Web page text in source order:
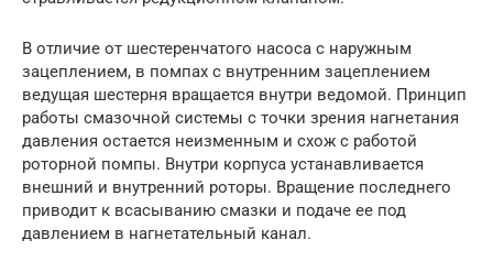
В отличие от шестеренчатого насоса с наружным
зацеплением, в помпах с внутренним зацеплением
ведущая шестерня вращается внутри ведомой. Принцип
работы смазочной системы с точки зрения нагнетания
давления остается неизменным и схож с работой
роторной помпы. Внутри корпуса устанавливается
внешний и внутренний роторы. Вращение последнего
приводит к всасыванию смазки и подаче ее под
давлением в нагнетательный канал.